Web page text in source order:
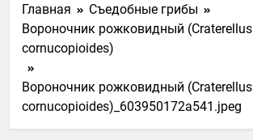
Главная
Съедобные грибы
Вороночник рожковидный (Craterellus
cornucopioides)
Вороночник рожковидный (Craterellus
cornucopioides)_603950172a541.jpeg